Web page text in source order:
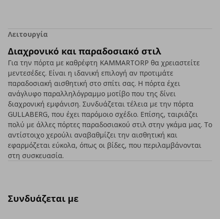
Λειτουργία
Διαχρονικό και παραδοσιακό στιλ
Για την πόρτα με καθρέφτη KAMMARTORP θα χρειαστείτε
μεντεσέδες. Είναι η ιδανική επιλογή αν προτιμάτε
παραδοσιακή αισθητική στο σπίτι σας. Η πόρτα έχει
ανάγλυφο παραλληλόγραμμο μοτίβο που της δίνει
διαχρονική εμφάνιση. Συνδυάζεται τέλεια με την πόρτα
GULLABERG, που έχει παρόμοιο σχέδιο. Επίσης, ταιριάζει
πολύ με άλλες πόρτες παραδοσιακού στιλ στην γκάμα μας. Το
αντίστοιχο χερούλι αναβαθμίζει την αισθητική και
εφαρμόζεται εύκολα, όπως οι βίδες, που περιλαμβάνονται
στη συσκευασία.
Συνδυάζεται με